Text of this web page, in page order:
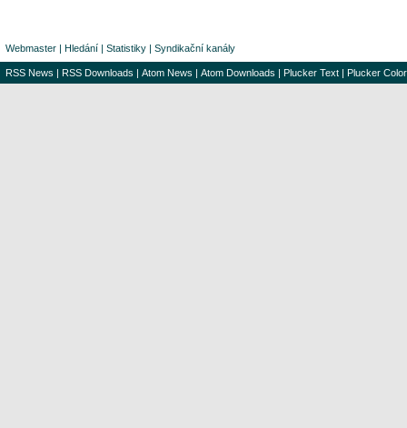
Webmaster | Hledání | Statistiky | Syndikační kanály
RSS News | RSS Downloads | Atom News | Atom Downloads | Plucker Text | Plucker Color